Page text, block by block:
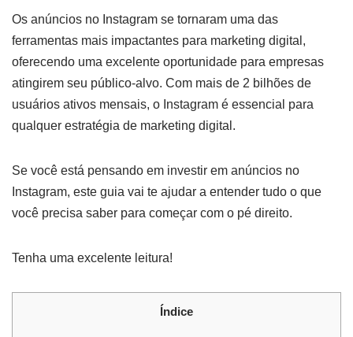
Os anúncios no Instagram se tornaram uma das
ferramentas mais impactantes para marketing digital,
oferecendo uma excelente oportunidade para empresas
atingirem seu público-alvo. Com mais de 2 bilhões de
usuários ativos mensais, o Instagram é essencial para
qualquer estratégia de marketing digital.
Se você está pensando em investir em anúncios no
Instagram, este guia vai te ajudar a entender tudo o que
você precisa saber para começar com o pé direito.
Tenha uma excelente leitura!
Índice